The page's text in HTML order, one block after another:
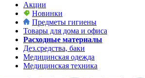
Акции
Новинки
Предметы гигиены
Товары для дома и офиса
Расходные материалы
Дез.средства, баки
Медицинская одежда
Медицинская техника